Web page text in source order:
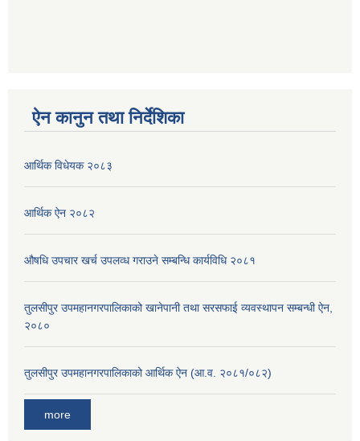
ऐन कानुन तथा निर्देशिका
आर्थिक विधेयक २०८३
आर्थिक ऐन २०८२
औषधि उपचार खर्च उपलव्ध गराउने सम्बन्धि कार्यविधि २०८१
तुलसीपुर उपमहानगरपालिकाको खानेपानी तथा सरसफाई व्यवस्थापन सम्बन्धी ऐन,
२०८०
तुलसीपुर उपमहानगरपालिकाको आर्थिक ऐन (आ.व. २०८१/०८२)
more